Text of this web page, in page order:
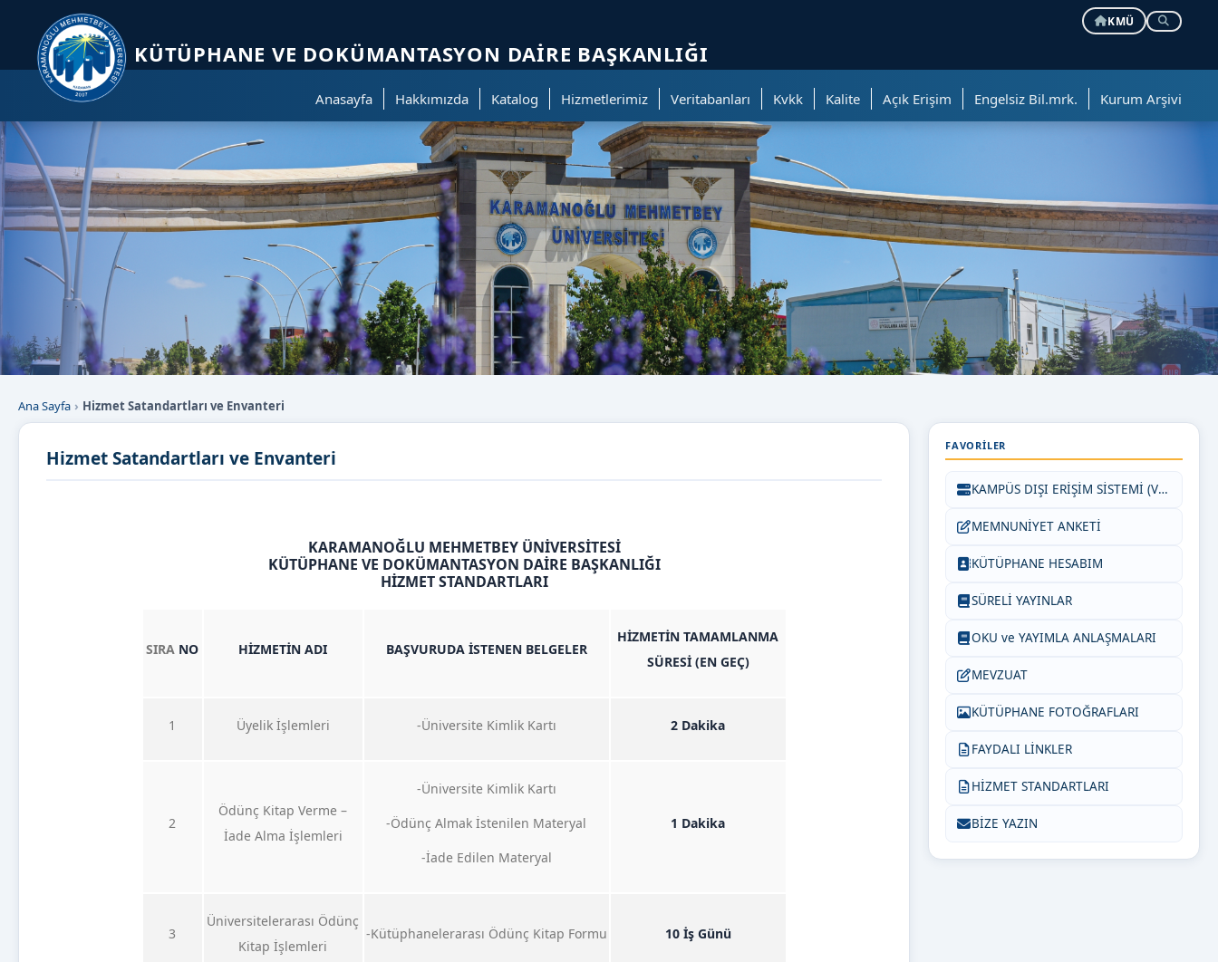
KMÜ
KÜTÜPHANE VE DOKÜMANTASYON DAIRE BAŞKANLIĞI
Anasayfa Hakkımızda Katalog Hizmetlerimiz Veritabanları Kvkk Kalite Açık Erişim Engelsiz Bil.mrk. Kurum Arşivi
Ana Sayfa Hizmet Satandartları ve Envanteri
Hizmet Satandartları ve Envanteri
KARAMANOĞLU MEHMETBEY ÜNİVERSİTESİ
KÜTÜPHANE VE DOKÜMANTASYON DAİRE BAŞKANLIĞI
HİZMET STANDARTLARI
SIRA NO HİZMETİN ADI BAŞVURUDA İSTENEN BELGELER
HİZMETİN TAMAMLANMA
SÜRESİ (EN GEÇ)
1 Üyelik İşlemleri -Üniversite Kimlik Kartı 2 Dakika
2
Ödünç Kitap Verme –
İade Alma İşlemleri
-Üniversite Kimlik Kartı
-Ödünç Almak İstenilen Materyal
-İade Edilen Materyal
1 Dakika
3
Üniversitelerarası Ödünç
Kitap İşlemleri
-Kütüphanelerarası Ödünç Kitap Formu 10 İş Günü
FAVORILER
KAMPÜS DIŞI ERİŞİM SİSTEMİ (VETİS)
MEMNUNİYET ANKETİ
KÜTÜPHANE HESABIM
SÜRELİ YAYINLAR
OKU ve YAYIMLA ANLAŞMALARI
MEVZUAT
KÜTÜPHANE FOTOĞRAFLARI
FAYDALI LİNKLER
HİZMET STANDARTLARI
BİZE YAZIN